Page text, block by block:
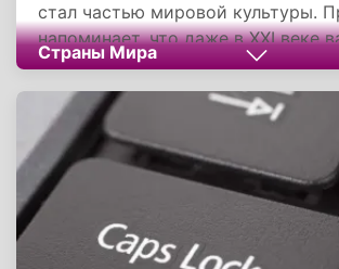
стал частью мировой культуры.
напоминает, что даже в XXI веке
традиции, объединяющие людей
воспоминания. Прокатившись на
каждый может на мгновение
детство и ощутить, как время
бег, даруя нам моменты счастья.
Страны Мира